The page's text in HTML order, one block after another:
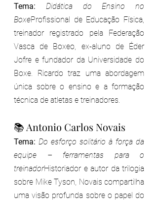
Tema:
Didática do Ensino no
BoxeProfissional de Educação Física,
treinador registrado pela Federação
Vasca de Boxeo, ex-aluno de Éder
Jofre e fundador da Universidade do
Boxe. Ricardo traz uma abordagem
única sobre o ensino e a formação
técnica de atletas e treinadores.
📚 Antonio Carlos Novais
Tema: Do esforço solitário à força da
equipe – ferramentas para o
treinadorHistoriador e autor da trilogia
sobre Mike Tyson, Novais compartilha
uma visão profunda sobre o papel do